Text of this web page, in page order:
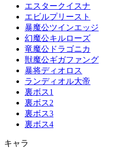
エスタークイスナ
エビルプリースト
暴魔公ツインエッジ
幻魔公キルローズ
竜魔公ドラゴニカ
獣魔公ギガファング
暴将ディオロス
ランディオル大帝
裏ボス1
裏ボス2
裏ボス3
裏ボス4
キャラ